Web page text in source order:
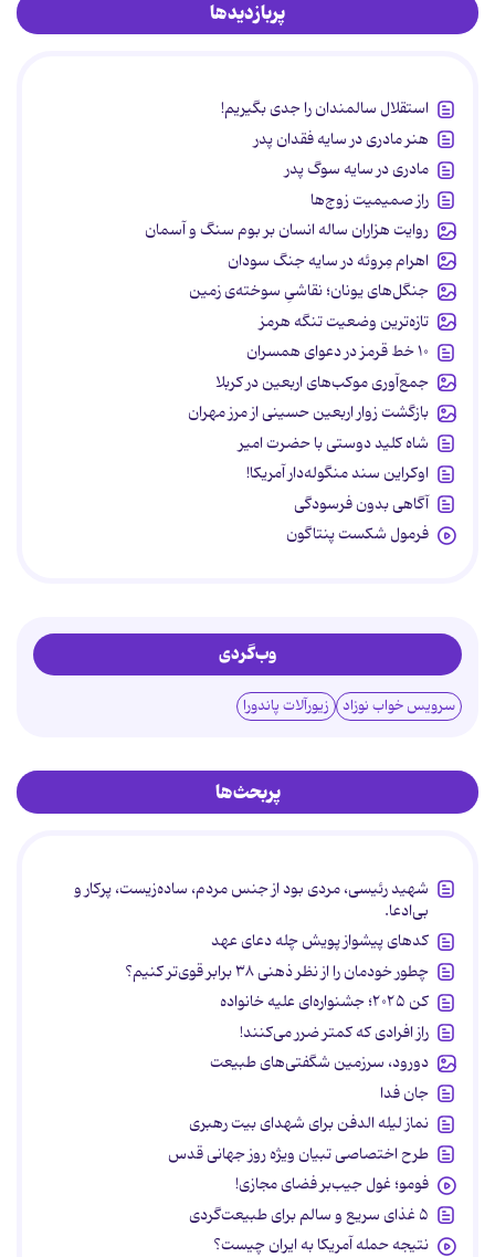
پربازدیدها
استقلال سالمندان را جدی بگیریم!
هنر مادری در سایه‌ فقدان پدر
مادری در سایه سوگ پدر
راز صمیمیت زوج‌ها
روایت هزاران ساله انسان بر بوم سنگ و آسمان
اهرام مِروئه در سایه جنگ سودان
جنگل‌های یونان؛ نقاشیِ سوخته‌ی زمین
تازه‌ترین وضعیت تنگه هرمز
۱۰ خط قرمز در دعوای همسران
جمع‌آوری موکب‌های اربعین در کربلا
بازگشت زوار اربعین حسینی از مرز مهران
شاه کلید دوستی با حضرت امیر
اوکراین سند منگوله‌دار آمریکا!
آگاهی بدون فرسودگی
فرمول شکست پنتاگون
وب‌گردی
سرویس خواب نوزاد زیورآلات پاندورا
پربحث‌ها
شهید رئیسی، مردی بود از جنس مردم، ساده‌زیست، پرکار و
بی‌ادعا.
کدهای پیشواز پویش چله دعای عهد
چطور خودمان را از نظر ذهنی ۳۸ برابر قوی‌تر کنیم؟
کن ۲۰۲۵؛ جشنواره‌ای علیه خانواده
راز افرادی که کمتر ضرر می‌کنند!
دورود، سرزمین شگفتی‌های طبیعت
جان فدا
نماز لیله الدفن برای شهدای بیت رهبری
طرح اختصاصی تبیان ویژه روز جهانی قدس
فومو؛ غول جیب‌بر فضای مجازی!
۵ غذای سریع و سالم برای طبیعت‌گردی
نتیجه حمله آمریکا به ایران چیست؟